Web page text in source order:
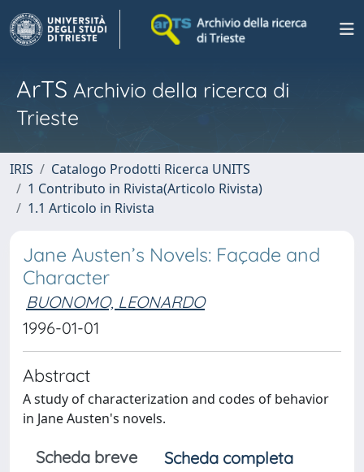
ArTS Archivio della ricerca di
Trieste
IRIS
Catalogo Prodotti Ricerca UNITS
1 Contributo in Rivista(Articolo Rivista)
1.1 Articolo in Rivista
Jane Austen’s Novels: Façade and
Character
BUONOMO, LEONARDO
1996-01-01
Abstract
A study of characterization and codes of behavior
in Jane Austen's novels.
Scheda breve Scheda completa